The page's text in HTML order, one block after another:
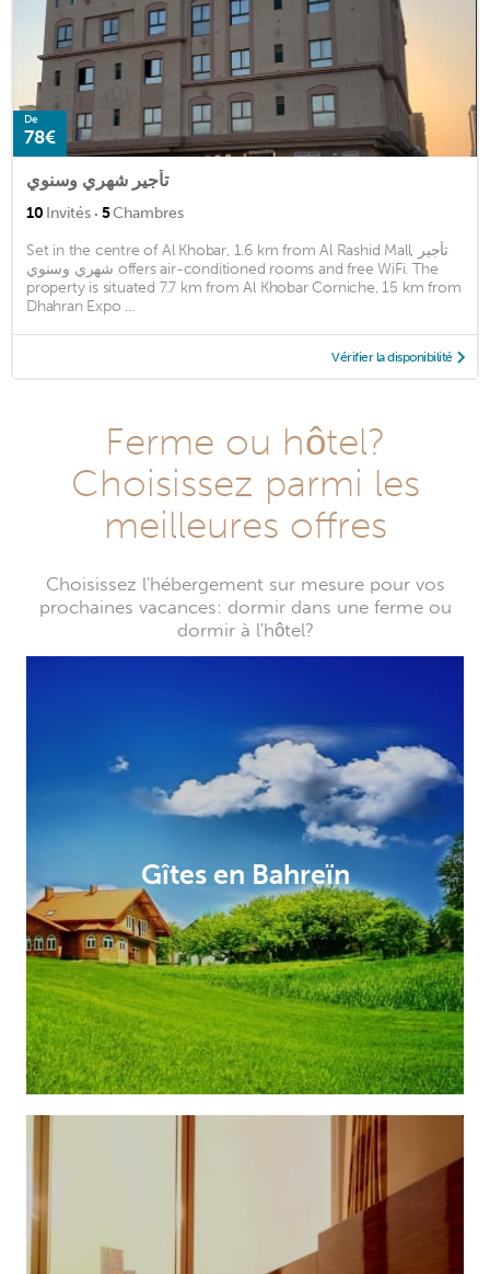
De
78€
تأجير شهري وسنوي
10 Invités · 5Chambres
Set in the centre of Al Khobar, 1.6 km from Al Rashid Mall, تأجير
شهري وسنوي offers air-conditioned rooms and free WiFi. The
property is situated 7.7 km from Al Khobar Corniche, 15 km from
Dhahran Expo ...
Vérifier la disponibilité
Ferme ou hôtel?
Choisissez parmi les
meilleures offres
Choisissez l'hébergement sur mesure pour vos
prochaines vacances: dormir dans une ferme ou
dormir à l'hôtel?
Gîtes en Bahreïn